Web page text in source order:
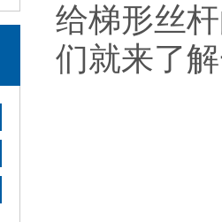
给梯形丝
们就来了